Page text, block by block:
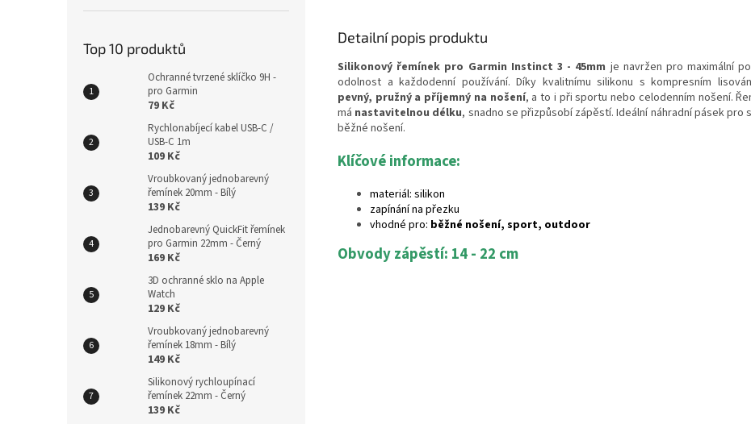
Top 10 produktů
Ochranné tvrzené sklíčko 9H -
pro Garmin
79 Kč
Rychlonabíjecí kabel USB-C /
USB-C 1m
109 Kč
Vroubkovaný jednobarevný
řemínek 20mm - Bílý
139 Kč
Jednobarevný QuickFit řemínek
pro Garmin 22mm - Černý
169 Kč
3D ochranné sklo na Apple
Watch
129 Kč
Vroubkovaný jednobarevný
řemínek 18mm - Bílý
149 Kč
Silikonový rychloupínací
řemínek 22mm - Černý
139 Kč
Detailní popis produktu
Silikonový řemínek pro Garmin Instinct 3 - 45mm je navržen pro maximální
odolnost a každodenní používání. Díky kvalitnímu silikonu s kompresním
pevný, pružný a příjemný na nošení, a to i při sportu nebo celodenním nošení.
má nastavitelnou délku, snadno se přizpůsobí zápěstí. Ideální náhradní pásek pro
běžné nošení.
Klíčové informace:
materiál: silikon
zapínání na přezku
vhodné pro: běžné nošení, sport, outdoor
Obvody zápěstí: 14 - 22 cm